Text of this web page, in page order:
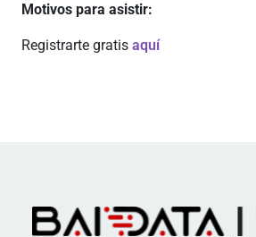
Motivos para asistir:
Registrarte gratis aquí